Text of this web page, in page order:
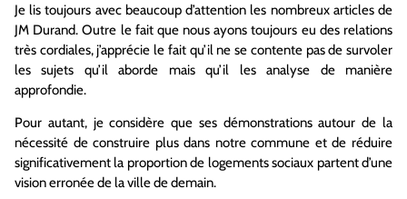
Je lis toujours avec beaucoup d’attention les nombreux articles de
JM Durand. Outre le fait que nous ayons toujours eu des relations
très cordiales, j’apprécie le fait qu’il ne se contente pas de survoler
les sujets qu’il aborde mais qu’il les analyse de manière
approfondie.
Pour autant, je considère que ses démonstrations autour de la
nécessité de construire plus dans notre commune et de réduire
significativement la proportion de logements sociaux partent d’une
vision erronée de la ville de demain.